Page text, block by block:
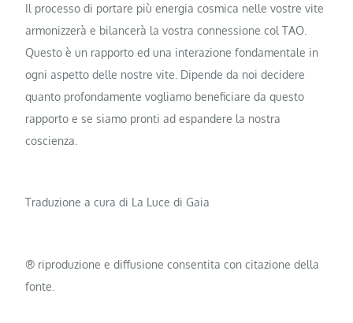
Il processo di portare più energia cosmica nelle vostre vite
armonizzerà e bilancerà la vostra connessione col TAO.
Questo è un rapporto ed una interazione fondamentale in
ogni aspetto delle nostre vite. Dipende da noi decidere
quanto profondamente vogliamo beneficiare da questo
rapporto e se siamo pronti ad espandere la nostra
coscienza.
Traduzione a cura di La Luce di Gaia
® riproduzione e diffusione consentita con citazione della
fonte.